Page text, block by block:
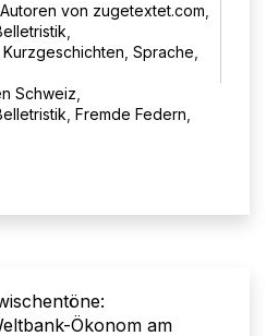
von zugetextet.com
Kurzgeschichten Sprache
Schweiz
Fremde Federn
Ökonom am